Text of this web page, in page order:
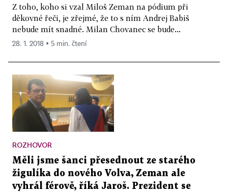
Z toho, koho si vzal Miloš Zeman na pódium při
děkovné řeči, je zřejmé, že to s ním Andrej Babiš
nebude mít snadné. Milan Chovanec se bude...
28. 1. 2018 ▪ 5 min. čtení
ROZHOVOR
Měli jsme šanci přesednout ze starého
žigulíka do nového Volva, Zeman ale
vyhrál férově, říká Jaroš. Prezident se